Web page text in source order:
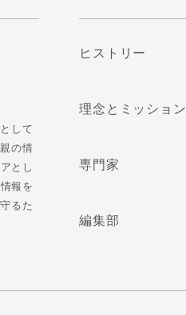
して
の情
とし
報を
るた
ヒストリー
理念とミッション
専門家
編集部